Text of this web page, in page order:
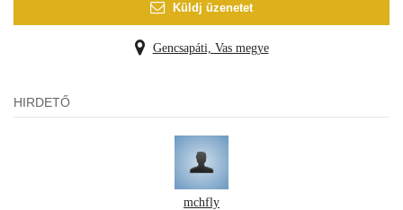
Küldj üzenetet
Gencsapáti, Vas megye
HIRDETŐ
mchfly